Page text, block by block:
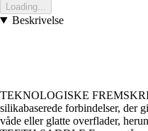
Loading...
Beskrivelse
TEKNOLOGISKE
silikabaserede forbindelser, der
våde eller glatte overflader,